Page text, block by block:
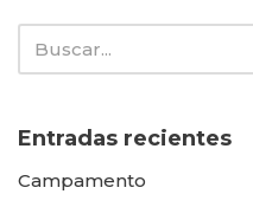
Entradas recientes
Campamento